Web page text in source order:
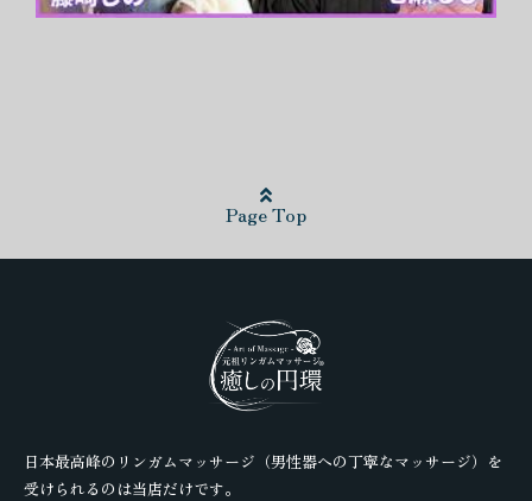
Page Top
日本最高峰のリンガムマッサージ（男性器への丁寧なマッサージ）を
受けられるのは当店だけです。